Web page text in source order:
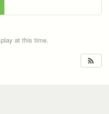
at this time.